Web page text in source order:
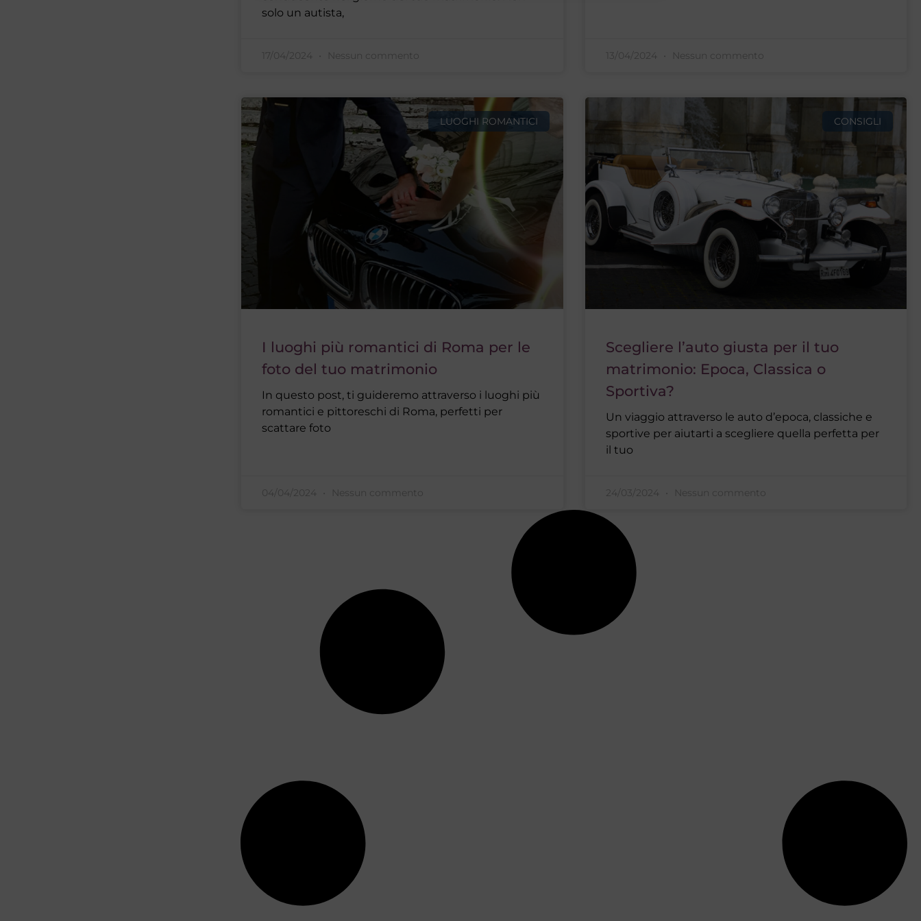
solo un autista,
17/04/2024 Nessun commento 13/04/2024 Nessun commento
LUOGHI ROMANTICI
I luoghi più romantici di Roma per le
foto del tuo matrimonio
In questo post, ti guideremo attraverso i luoghi più
romantici e pittoreschi di Roma, perfetti per
scattare foto
04/04/2024 Nessun commento
CONSIGLI
Scegliere l’auto giusta per il tuo
matrimonio: Epoca, Classica o
Sportiva?
Un viaggio attraverso le auto d’epoca, classiche e
sportive per aiutarti a scegliere quella perfetta per
il tuo
24/03/2024 Nessun commento